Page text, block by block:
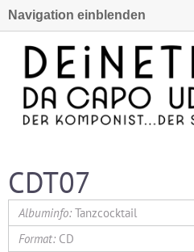
Navigation einblenden
CDT07
Tanzcocktail
CD